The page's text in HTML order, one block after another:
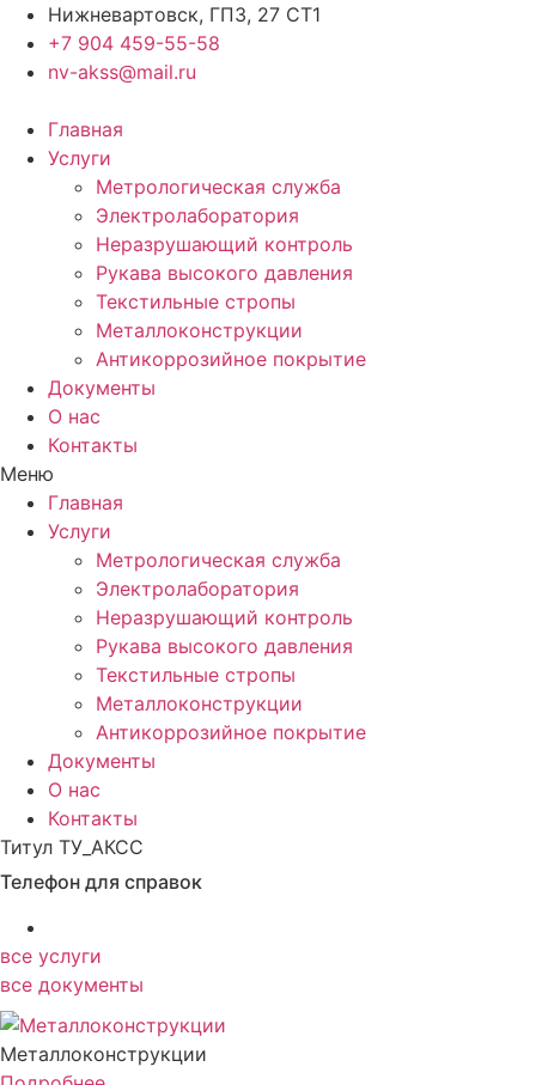
Нижневартовск, ГПЗ, 27 СТ1
+7 904 459-55-58
nv-akss@mail.ru
Главная
Услуги
Метрологическая служба
Электролаборатория
Неразрушающий контроль
Рукава высокого давления
Текстильные стропы
Металлоконструкции
Антикоррозийное покрытие
Документы
О нас
Контакты
Меню
Главная
Услуги
Метрологическая служба
Электролаборатория
Неразрушающий контроль
Рукава высокого давления
Текстильные стропы
Металлоконструкции
Антикоррозийное покрытие
Документы
О нас
Контакты
Титул ТУ_АКСС
Телефон для справок
все услуги
все документы
Металлоконструкции